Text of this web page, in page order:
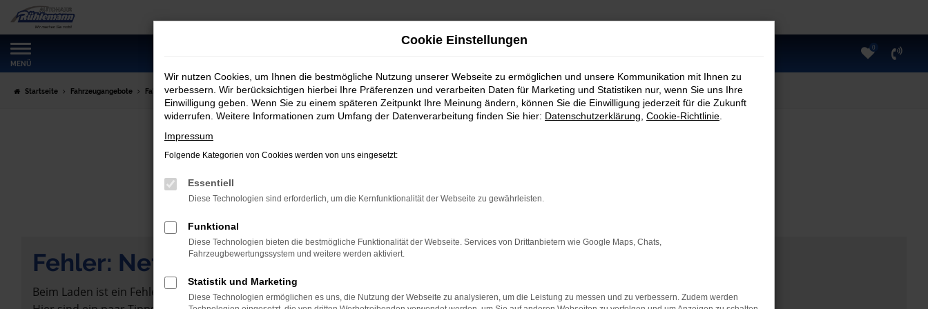
Zum
Hauptinhalt
springen
MENÜ
0
Startseite Fahrzeugangebote Fahrzeugmarkt
Fahrzeugmarkt
Fehler: Network Error
Beim Laden ist ein Fehler aufgetreten.
Cookie Einstellungen
Wir nutzen Cookies, um Ihnen die bestmögliche Nutzung unserer Webseite zu ermöglichen und unsere Kommunikation mit Ihnen zu
verbessern. Wir berücksichtigen hierbei Ihre Präferenzen und verarbeiten Daten für Marketing und Statistiken nur, wenn Sie uns Ihre
Einwilligung geben. Wenn Sie zu einem späteren Zeitpunkt Ihre Meinung ändern, können Sie die Einwilligung jederzeit für die Zukunft
widerrufen. Weitere Informationen zum Umfang der Datenverarbeitung finden Sie hier: Datenschutzerklärung Cookie-Richtlinie
Impressum
Folgende Kategorien von Cookies werden von uns eingesetzt:
Essentiell
Diese Technologien sind erforderlich, um die Kernfunktionalität der Webseite zu gewährleisten.
Funktional
Diese Technologien bieten die bestmögliche Funktionalität der Webseite. Services von Drittanbietern wie Google Maps, Chats,
Fahrzeugbewertungssystem und weitere werden aktiviert.
Statistik und Marketing
Diese Technologien ermöglichen es uns, die Nutzung der Webseite zu analysieren, um die Leistung zu messen und zu verbessern. Zudem werden